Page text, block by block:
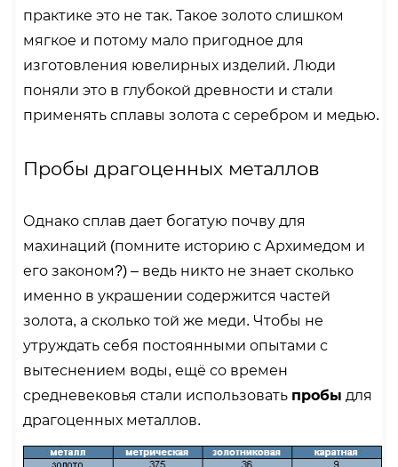
практике это не так. Такое золото слишком
мягкое и потому мало пригодное для
изготовления ювелирных изделий. Люди
поняли это в глубокой древности и стали
применять сплавы золота с серебром и медью.
Пробы драгоценных металлов
Однако сплав дает богатую почву для
махинаций (помните историю с Архимедом и
его законом?) – ведь никто не знает сколько
именно в украшении содержится частей
золота, а сколько той же меди. Чтобы не
утруждать себя постоянными опытами с
вытеснением воды, ещё со времен
средневековья стали использовать пробы для
драгоценных металлов.